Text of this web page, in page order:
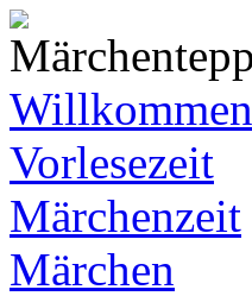
Willkommen
Vorlesezeit
Märchenzeit
Märchen